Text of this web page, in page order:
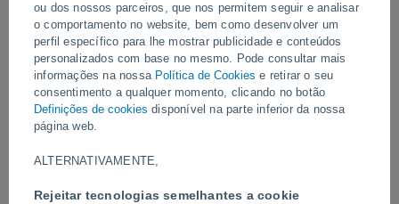
ou dos nossos parceiros, que nos permitem seguir e analisar
o comportamento no website, bem como desenvolver um
perfil específico para lhe mostrar publicidade e conteúdos
personalizados com base no mesmo. Pode consultar mais
informações na nossa Política de Cookies e retirar o seu
consentimento a qualquer momento, clicando no botão
Definições de cookies disponível na parte inferior da nossa
página web.
ALTERNATIVAMENTE,
Rejeitar tecnologias semelhantes a cookie
Rajadas de vento fortes reduziram drasticamente a visibilidade e
cobriram grandes partes da cidade em poucos minutos. Eventos
como esse são relativamente comuns nas regiões áridas do
noroeste da Índia durante a estação quente.
Vídeos